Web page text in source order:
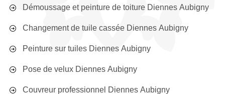
Démoussage et peinture de toiture Diennes Aubigny
Changement de tuile cassée Diennes Aubigny
Peinture sur tuiles Diennes Aubigny
Pose de velux Diennes Aubigny
Couvreur professionnel Diennes Aubigny